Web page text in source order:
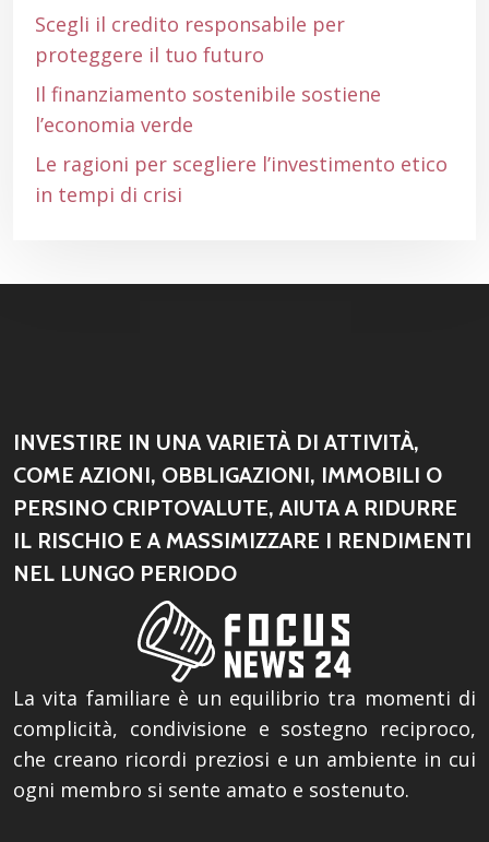
Scegli il credito responsabile per
proteggere il tuo futuro
Il finanziamento sostenibile sostiene
l’economia verde
Le ragioni per scegliere l’investimento etico
in tempi di crisi
INVESTIRE IN UNA VARIETÀ DI ATTIVITÀ,
COME AZIONI, OBBLIGAZIONI, IMMOBILI O
PERSINO CRIPTOVALUTE, AIUTA A RIDURRE
IL RISCHIO E A MASSIMIZZARE I RENDIMENTI
NEL LUNGO PERIODO
La vita familiare è un equilibrio tra momenti di
complicità, condivisione e sostegno reciproco,
che creano ricordi preziosi e un ambiente in cui
ogni membro si sente amato e sostenuto.